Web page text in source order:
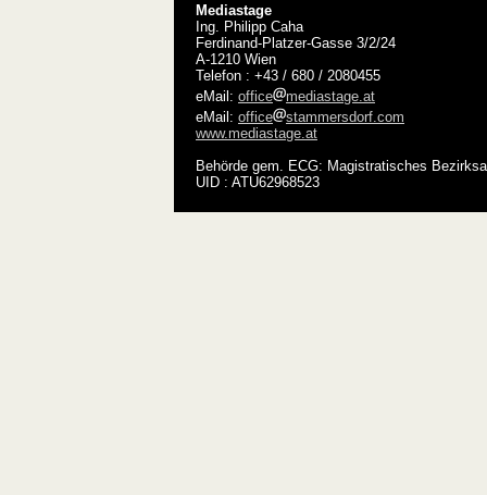
Mediastage
Ing. Philipp Caha
Ferdinand-Platzer-Gasse 3/2/24
A-1210 Wien
Telefon : +43 / 680 / 2080455
eMail: office
mediastage.at
eMail: office
stammersdorf.com
www.mediastage.at
Behörde gem. ECG: Magistratisches
UID : ATU62968523